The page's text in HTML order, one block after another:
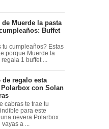
de Muerde la pasta
Buffet
tu cumpleaños? Estas
porque Muerde la
1 buffet ...
de regalo esta
Polarbox con Solan
cabras te trae tu
para este
nevera Polarbox.
a ...